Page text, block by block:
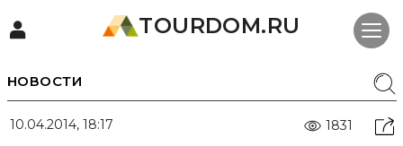
TOURDOM.RU
НОВОСТИ
10.04.2014, 18:17 1831